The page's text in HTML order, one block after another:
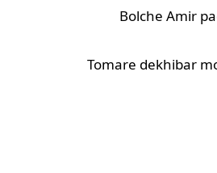
Bolche Amir
Tomare dekhibar